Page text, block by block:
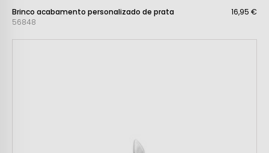
Brinco acabamento personalizado de prata
56848
16,95 €